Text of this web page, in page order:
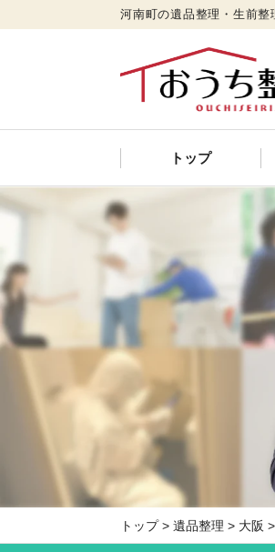
河南町の遺品整理・生前整
トップ
遺品整理
トップ 遺品整理 大阪